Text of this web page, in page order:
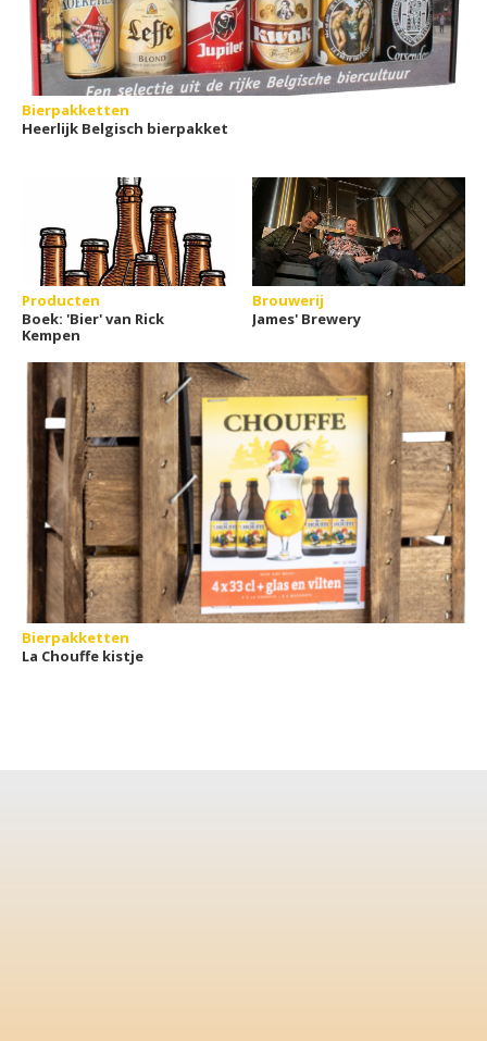
Bierpakketten
Heerlijk Belgisch bierpakket
Producten
Boek: 'Bier' van Rick
Kempen
Brouwerij
James' Brewery
Bierpakketten
La Chouffe kistje